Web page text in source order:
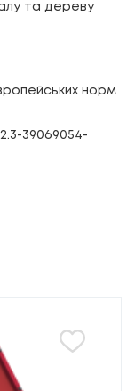
та дереву
норм
39069054-